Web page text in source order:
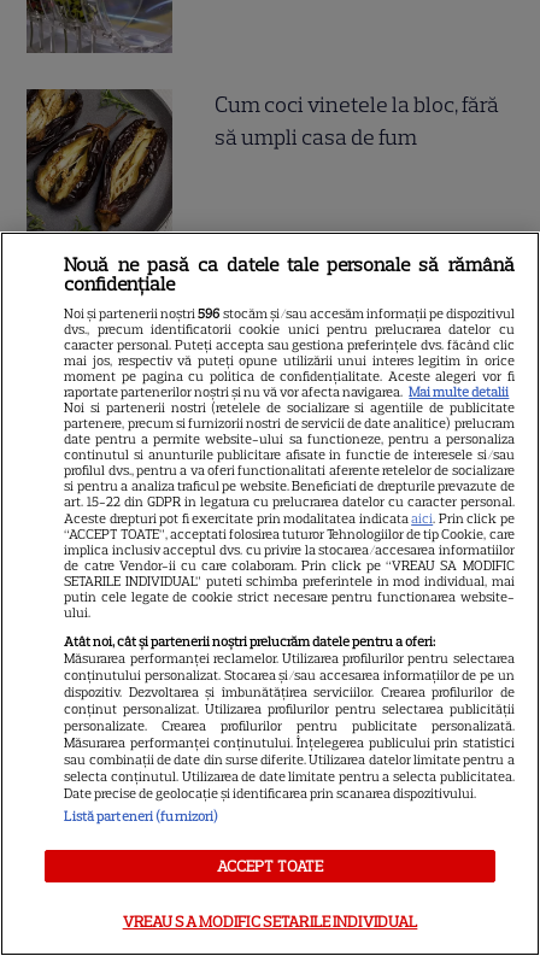
Cum coci vinetele la bloc, fără
să umpli casa de fum
Cum se face cafeaua la presa
franceză – cum funcționează
și care sunt avantajele
ALTE ARTICOLE
INTERESANTE
DISNEY PLUS
Premiere de neratat pe Netflix,
Disney+ și SkyShowtime în
august: seriale noi, filme de
CINEMA
Nouă ne pasă ca datele tale personale să rămână
confidențiale
Noi și partenerii noștri596 stocăm și/sau accesăm informații pe dispozitivul
dvs., precum identificatorii cookie unici pentru prelucrarea datelor cu
caracter personal. Puteți accepta sau gestiona preferințele dvs. făcând clic
mai jos, respectiv vă puteți opune utilizării unui interes legitim în orice
moment pe pagina cu politica de confidențialitate. Aceste alegeri vor fi
raportate partenerilor noștri și nu vă vor afecta navigarea. Mai multe detalii
Noi si partenerii nostri (retelele de socializare si agentiile de publicitate
partenere, precum si furnizorii nostri de servicii de date analitice) prelucram
date pentru a permite website-ului sa functioneze, pentru a personaliza
continutul si anunturile publicitare afisate in functie de interesele si/sau
profilul dvs., pentru a va oferi functionalitati aferente retelelor de socializare
si pentru a analiza traficul pe website. Beneficiati de drepturile prevazute de
art. 15-22 din GDPR in legatura cu prelucrarea datelor cu caracter personal.
Aceste drepturi pot fi exercitate prin modalitatea indicataaici. Prin click pe
“ACCEPT TOATE”, acceptati folosirea tuturor Tehnologiilor de tip Cookie, care
implica inclusiv acceptul dvs. cu privire la stocarea/accesarea informatiilor
de catre Vendor-ii cu care colaboram. Prin click pe “VREAU SA MODIFIC
SETARILE INDIVIDUAL” puteti schimba preferintele in mod individual, mai
putin cele legate de cookie strict necesare pentru functionarea website-
ului.
Atât noi, cât și partenerii noștri prelucrăm datele pentru a oferi:
Măsurarea performanței reclamelor. Utilizarea profilurilor pentru selectarea
conținutului personalizat. Stocarea și/sau accesarea informațiilor de pe un
dispozitiv. Dezvoltarea și îmbunătățirea serviciilor. Crearea profilurilor de
conținut personalizat. Utilizarea profilurilor pentru selectarea publicității
personalizate. Crearea profilurilor pentru publicitate personalizată.
Măsurarea performanței conținutului. Înțelegerea publicului prin statistici
sau combinații de date din surse diferite. Utilizarea datelor limitate pentru a
selecta conținutul. Utilizarea de date limitate pentru a selecta publicitatea.
Date precise de geolocație și identificarea prin scanarea dispozitivului.
Listă parteneri (furnizori)
ACCEPT TOATE
VREAU SA MODIFIC SETARILE INDIVIDUAL